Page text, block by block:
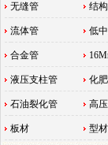
无缝管 结
流体管 低
合金管
液压支柱管 化
石油裂化管 高
板材 型材